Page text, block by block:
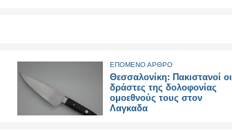
ΕΠΟΜΕΝΟ ΑΡΘΡΟ
Θεσσαλονίκη: Πακιστανοί οι
δράστες της δολοφονίας
ομοεθνούς τους στον
Λαγκαδα